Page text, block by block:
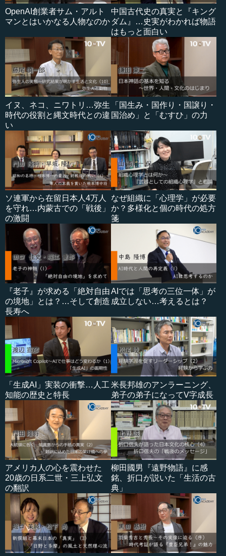
OpenAI創業者サム・アルト
マンとはいかなる人物なのか
中国古代史の真実と『キング
ダム』…史実がわかれば物語
はもっと面白い
イヌ、ネコ、ニワトリ…弥生
時代の役割と縄文時代との違
い
「国生み・国作り・国譲り・
国治め」と「むすひ」の力
ソ連軍から在留日本人4万人
を守れ…内蒙古での「戦後」
の激闘
なぜ組織に「心理学」が必要
か？多様化と個の時代の処方
箋
『老子』が求める「絶対自由
の境地」とは？…そして創造
長寿へ
AIでは「思考の三位一体」が
成立しない…考えるとは？
「生成AI」実装の衝撃…人工
知能の歴史と特長
米長邦雄のアンラーニング、
弟子の弟子になってV字成長
アメリカ人の心を震わせた
20歳の日系二世・三上弘文
の翻訳
柳田國男『遠野物語』に感
銘、折口が説いた「生活の古
典」